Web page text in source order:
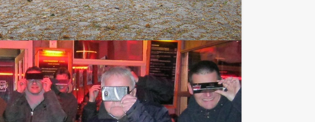
trekken om uw drankje af te rekenen? Voor € 13,50 per
kunt u gebruikmaken van het drankarrangement, waarbij u
bier, fris, huiswijn, koffie en thee. En… zo komt u ook
te staan!
lunch boeken. Kijk dan snel even bij hetFlikken lunchspel